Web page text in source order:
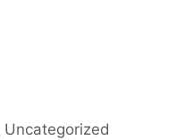
Uncategorized